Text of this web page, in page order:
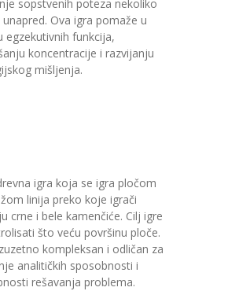
sopstvenih poteza nekoliko
Ova igra pomaže u
egzekutivnih funkcija,
koncentracije i razvijanju
mišljenja.
igra koja se igra pločom
linija preko koje igrači
crne i bele kamenčiće. Cilj igre
što veću površinu ploče.
kompleksan i odličan za
analitičkih sposobnosti i
rešavanja problema.